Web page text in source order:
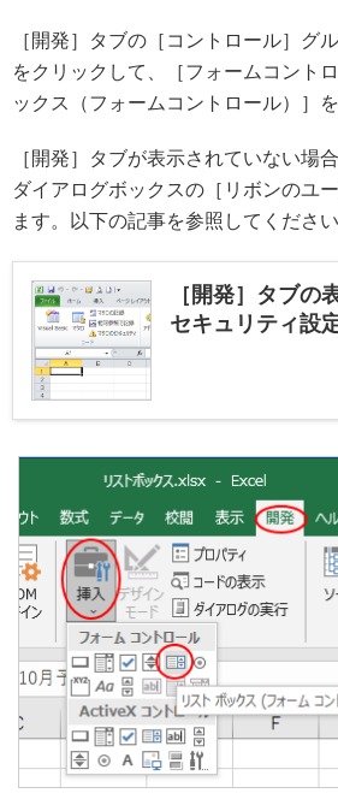
［開発］タブの［コントロール］グ
をクリックして、［フォームコント
ックス（フォームコントロール）］
［開発］タブが表示されていない場
ダイアログボックスの［リボンのユ
ます。以下の記事を参照してください
［開発］タブの
セキュリティ設